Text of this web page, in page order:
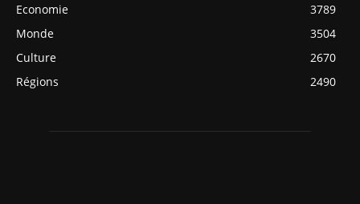
Economie
3789
Monde
3504
Culture
2670
Régions
2490